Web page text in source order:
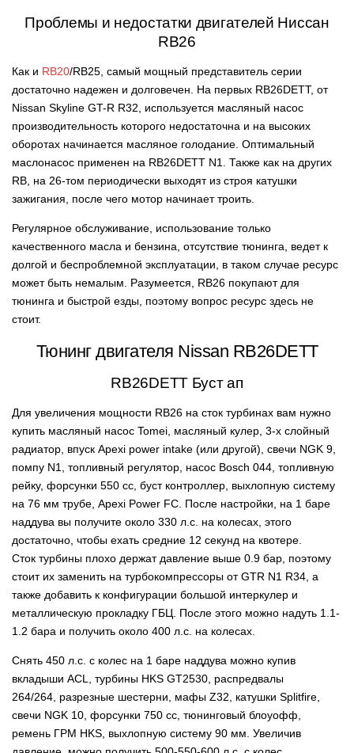
Проблемы и недостатки двигателей Ниссан
RB26
Как и RB20/RB25, самый мощный представитель серии
достаточно надежен и долговечен. На первых RB26DETT, от
Nissan Skyline GT-R R32, используется масляный насос
производительность которого недостаточна и на высоких
оборотах начинается масляное голодание. Оптимальный
маслонасос применен на RB26DETT N1. Также как на других
RB, на 26-том периодически выходят из строя катушки
зажигания, после чего мотор начинает троить.
Регулярное обслуживание, использование только
качественного масла и бензина, отсутствие тюнинга, ведет к
долгой и беспроблемной эксплуатации, в таком случае ресурс
может быть немалым. Разумеется, RB26 покупают для
тюнинга и быстрой езды, поэтому вопрос ресурс здесь не
стоит.
Тюнинг двигателя Nissan RB26DETT
RB26DETT Буст ап
Для увеличения мощности RB26 на сток турбинах вам нужно
купить масляный насос Tomei, масляный кулер, 3-х слойный
радиатор, впуск Apexi power intake (или другой), свечи NGK 9,
помпу N1, топливный регулятор, насос Bosch 044, топливную
рейку, форсунки 550 сс, буст контроллер, выхлопную систему
на 76 мм трубе, Apexi Power FC. После настройки, на 1 баре
наддува вы получите около 330 л.с. на колесах, этого
достаточно, чтобы ехать средние 12 секунд на квотере.
Сток турбины плохо держат давление выше 0.9 бар, поэтому
стоит их заменить на турбокомпрессоры от GTR N1 R34, а
также добавить к конфигурации большой интеркулер и
металлическую прокладку ГБЦ. После этого можно надуть 1.1-
1.2 бара и получить около 400 л.с. на колесах.
Снять 450 л.с. с колес на 1 баре наддува можно купив
вкладыши ACL, турбины HKS GT2530, распредвалы
264/264, разрезные шестерни, мафы Z32, катушки Splitfire,
свечи NGK 10, форсунки 750 сс, тюнинговый блоуофф,
ремень ГРМ HKS, выхлопную систему 90 мм. Увеличив